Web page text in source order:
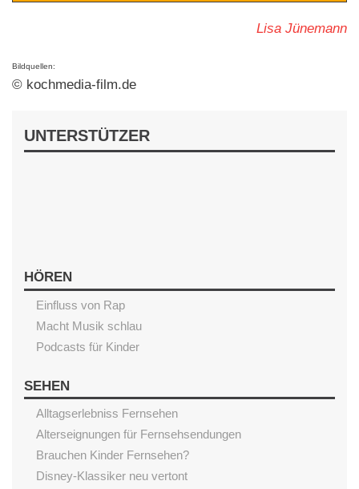
Lisa Jünemann
Bildquellen:
© kochmedia-film.de
UNTERSTÜTZER
HÖREN
Einfluss von Rap
Macht Musik schlau
Podcasts für Kinder
SEHEN
Alltagserlebniss Fernsehen
Alterseignungen für Fernsehsendungen
Brauchen Kinder Fernsehen?
Disney-Klassiker neu vertont